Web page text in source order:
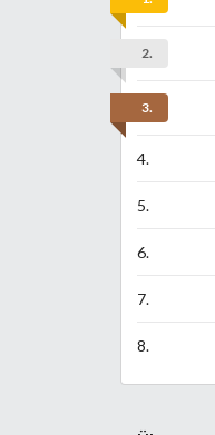
2.
3.
4.
5.
6.
7.
8.